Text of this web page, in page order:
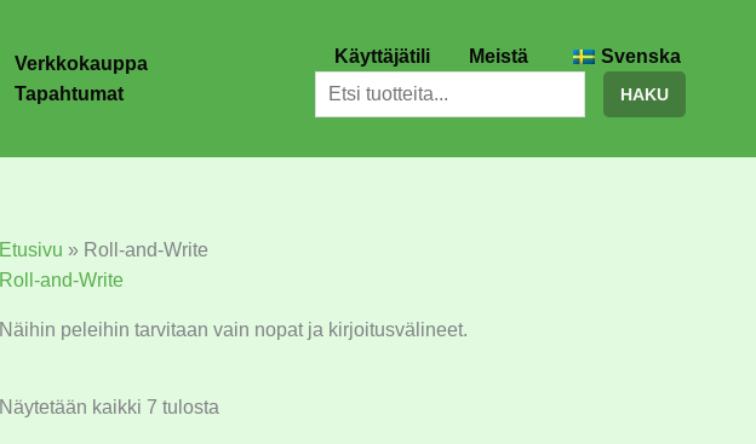
Verkkokauppa
Tapahtumat
Käyttäjätili Meistä
Svenska
Etsi
HAKU
Etusivu » Roll-and-Write
Roll-and-Write
Näihin peleihin tarvitaan vain nopat ja kirjoitusvälineet.
Näytetään kaikki 7 tulosta